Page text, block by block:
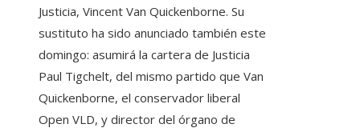
Justicia, Vincent Van Quickenborne. Su
sustituto ha sido anunciado también este
domingo: asumirá la cartera de Justicia
Paul Tigchelt, del mismo partido que Van
Quickenborne, el conservador liberal
Open VLD, y director del órgano de